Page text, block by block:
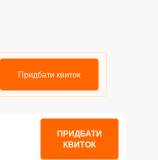
Придбати квиток
ПРИДБАТИ
КВИТОК